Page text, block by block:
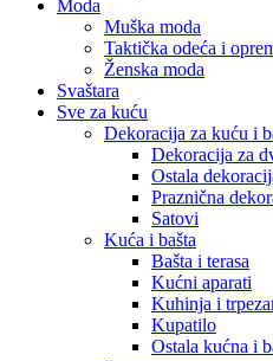
Moda
Muška moda
Taktička odeća i
Ženska moda
Svaštara
Sve za kuću
Dekoracija za kuću i
Dekoracija za
Ostala
Praznična
Satovi
Kuća i bašta
Bašta i terasa
Kućni aparati
Kuhinja i
Kupatilo
Ostala kućna i